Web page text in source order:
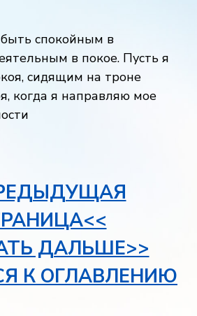
спокойным в
в покое. Пусть я
сидящим на троне
когда я направляю мое
ДАЛЬШЕ>>
К ОГЛАВЛЕНИЮ